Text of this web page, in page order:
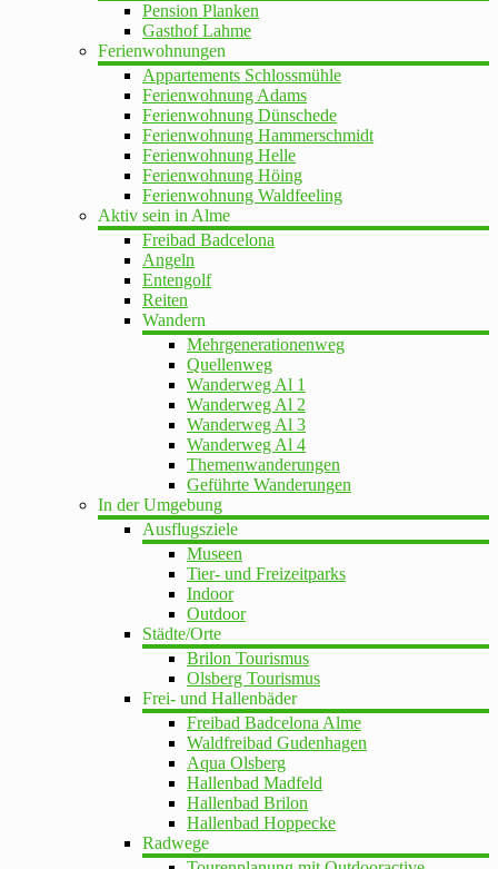
Pension Planken
Gasthof Lahme
Ferienwohnungen
Appartements Schlossmühle
Ferienwohnung Adams
Ferienwohnung Dünschede
Ferienwohnung Hammerschmidt
Ferienwohnung Helle
Ferienwohnung Höing
Ferienwohnung Waldfeeling
Aktiv sein in Alme
Freibad Badcelona
Angeln
Entengolf
Reiten
Wandern
Mehrgenerationenweg
Quellenweg
Wanderweg Al 1
Wanderweg Al 2
Wanderweg Al 3
Wanderweg Al 4
Themenwanderungen
Geführte Wanderungen
In der Umgebung
Ausflugsziele
Museen
Tier- und Freizeitparks
Indoor
Outdoor
Städte/Orte
Brilon Tourismus
Olsberg Tourismus
Frei- und Hallenbäder
Freibad Badcelona Alme
Waldfreibad Gudenhagen
Aqua Olsberg
Hallenbad Madfeld
Hallenbad Brilon
Hallenbad Hoppecke
Radwege